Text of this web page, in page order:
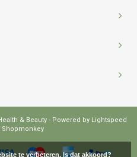
& Beauty - Powered by Lightspeed
Shopmonkey
te verbeteren. Is dat akkoord?